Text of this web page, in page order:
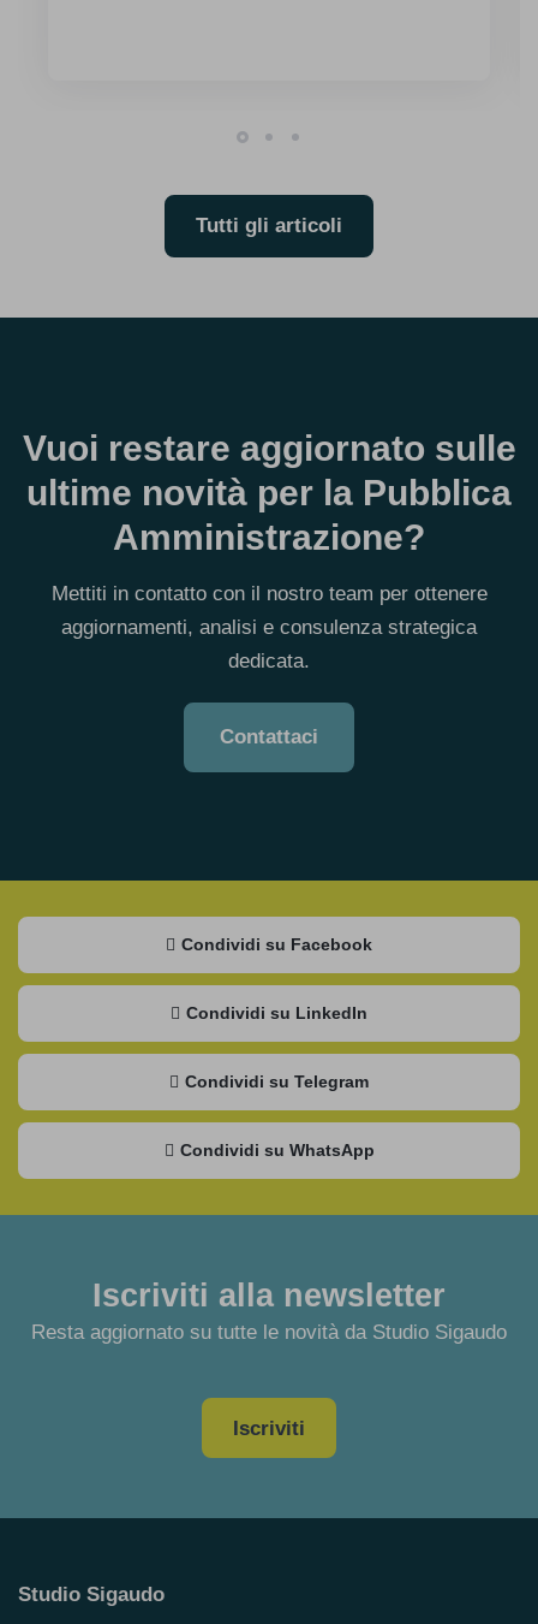
Tutti gli articoli
Vuoi restare aggiornato sulle
ultime novità per la Pubblica
Amministrazione?
Mettiti in contatto con il nostro team per ottenere
aggiornamenti, analisi e consulenza strategica
dedicata.
Contattaci
Condividi su Facebook
Condividi su LinkedIn
Condividi su Telegram
Condividi su WhatsApp
Iscriviti alla newsletter
Resta aggiornato su tutte le novità da Studio Sigaudo
Iscriviti
Studio Sigaudo